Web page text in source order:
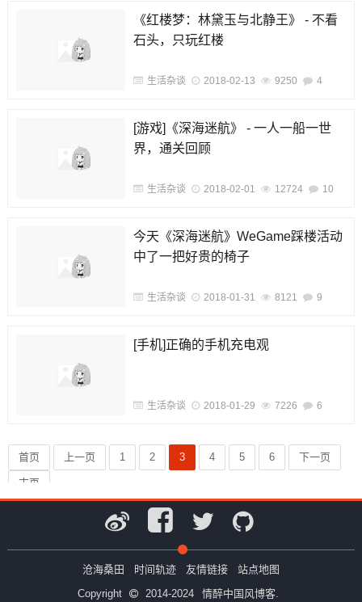
《红楼梦：林黛玉与北静王》 - 不看
石头，只玩红楼
生活杂谈 2018-02-13 9250 4
[游戏]《深海迷航》 - 一人一船一世
界，通关回顾
生活杂谈 2018-02-01 12724 10
今天《深海迷航》WeGame踩楼活动
中了一把好贵的椅子
生活杂谈 2018-01-31 8121 9
[手机]正确的手机充电观
生活杂谈 2018-01-29 7226 6
首页 上一页 1 2 3 4 5 6 下一页
末页
沧海桑田 时间轨迹 友情链接
站点地图
Copyright
2014-2024 情醉中国风博客.